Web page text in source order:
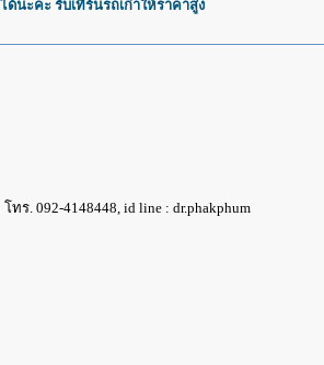
นะคะ รับเทิร์นรถเก่าให้ราคาสูง
. 092-4148448, id line : dr.phakphum